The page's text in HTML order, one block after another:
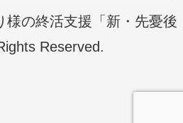
の終活支援「新・先憂後
Reserved.